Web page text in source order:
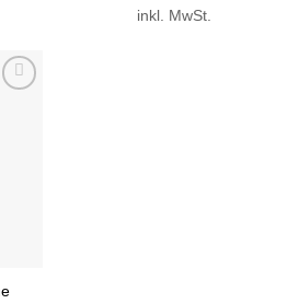
Produkt
inkl. MwSt.